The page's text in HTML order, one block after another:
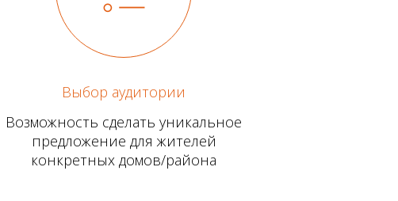
Выбор аудитории
Возможность сделать уникальное
предложение для жителей
конкретных домов/района